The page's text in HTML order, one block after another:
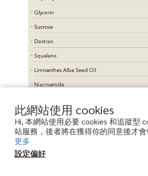
此網站使用 cookies
Hi, 本網站使用必要 cookies 和追蹤型
站服務，後者將在獲得你的同意後才會
更多
設定偏好